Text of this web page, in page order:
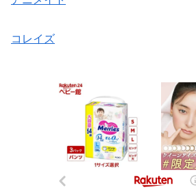
コレイズ